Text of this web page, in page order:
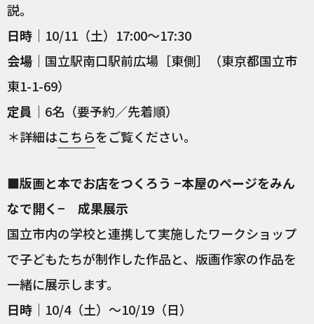
説。
日時 ｜10/11（土）17:00〜17:30
会場 ｜国立駅南口駅前広場［東側］（東京都国立市
東1-1-69）
定員 ｜6名（要予約／先着順）
＊詳細はこちらをご覧ください。
■版画と本でお店をつくろう −本屋のページをみん
なで開く− 成果展示
国立市内の学校と連携して実施したワークショップ
で子どもたちが制作した作品と、版画作家の作品を
一緒に展示します。
日時 ｜10/4（土）〜10/19（日）